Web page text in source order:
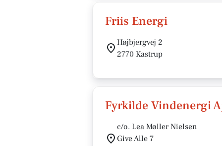
Friis Energi
Højbjergvej 2
2770 Kastrup
Fyrkilde Vindenergi
c/o. Lea Møller Nielsen
Give Alle 7